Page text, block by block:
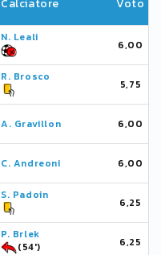
Calciatore Voto
N. Leali
6,00
R. Brosco
5,75
A. Gravillon 6,00
C. Andreoni 6,00
S. Padoin
6,25
P. Brlek
(54')
6,25